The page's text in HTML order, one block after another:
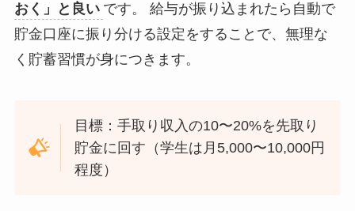
おく」と良い です。 給与が振り込まれたら自動で
貯金口座に振り分ける設定をすることで、無理な
く貯蓄習慣が身につきます。
目標：手取り収入の10〜20%を先取り
貯金に回す（学生は月5,000〜10,000円
程度）